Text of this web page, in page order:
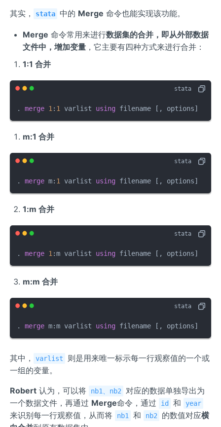
其实， stata 中的 Merge 命令也能实现该功能。
Merge 命令常用来进行数据集的合并，即从外部数据
文件中，增加变量，它主要有四种方式来进行合并：
1:1 合并
. merge 1 : 1 varlist using filename [, options]
m:1 合并
. merge m: 1 varlist using filename [, options]
1:m 合并
. merge 1 :m varlist using filename [, options]
m:m 合并
. merge m:m varlist using filename [, options]
其中， varlist
则是用来唯一标示每一行观察值的一个或
一组的变量。
Robert 认为，可以将 nb1、nb2
对应的数据单独导出为
一个数据文件，再通过 Merge命令，通过 id 和 year
来识别每一行观察值，从而将 nb1 和 nb2 的数值对应横